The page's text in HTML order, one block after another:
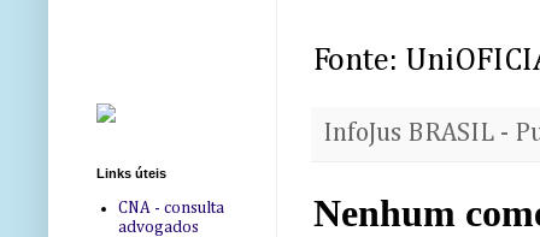
Fonte:
InfoJus BRASIL -
Nenhum
Links úteis
CNA - consulta
advogados